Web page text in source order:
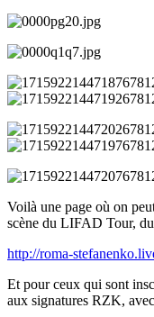
Voilà une page où on
scène du LIFAD Tour,
http://roma-
Et pour ceux qui sont
aux signatures RZK,